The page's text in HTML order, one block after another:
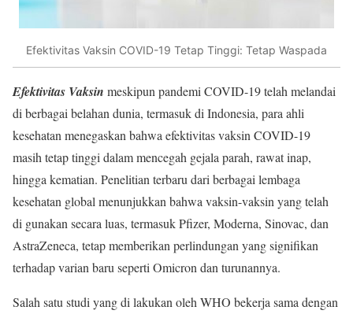
Efektivitas Vaksin COVID-19 Tetap Tinggi: Tetap Waspada
Efektivitas Vaksin meskipun pandemi COVID-19 telah melandai
di berbagai belahan dunia, termasuk di Indonesia, para ahli
kesehatan menegaskan bahwa efektivitas vaksin COVID-19
masih tetap tinggi dalam mencegah gejala parah, rawat inap,
hingga kematian. Penelitian terbaru dari berbagai lembaga
kesehatan global menunjukkan bahwa vaksin-vaksin yang telah
di gunakan secara luas, termasuk Pfizer, Moderna, Sinovac, dan
AstraZeneca, tetap memberikan perlindungan yang signifikan
terhadap varian baru seperti Omicron dan turunannya.
Salah satu studi yang di lakukan oleh WHO bekerja sama dengan